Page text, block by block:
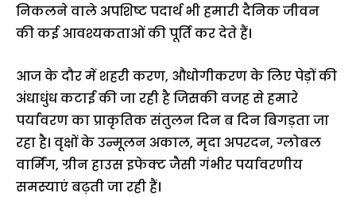
निकलने वाले अपशिष्ट पदार्थ भी हमारी दैनिक जीवन
की कई आवश्यकताओं की पूर्ति कर देते हैं।
आज के दौर में शहरी करण, औधोगीकरण के लिए पेड़ों की
अंधाधुंध कटाई की जा रही है जिसकी वजह से हमारे
पर्यावरण का प्राकृतिक संतुलन दिन ब दिन बिगड़ता जा
रहा है। वृक्षों के उन्मूलन अकाल, मृदा अपरदन, ग्लोबल
वार्मिंग, ग्रीन हाउस इफेक्ट जैसी गंभीर पर्यावरणीय
समस्याएं बढ़ती जा रही हैं।